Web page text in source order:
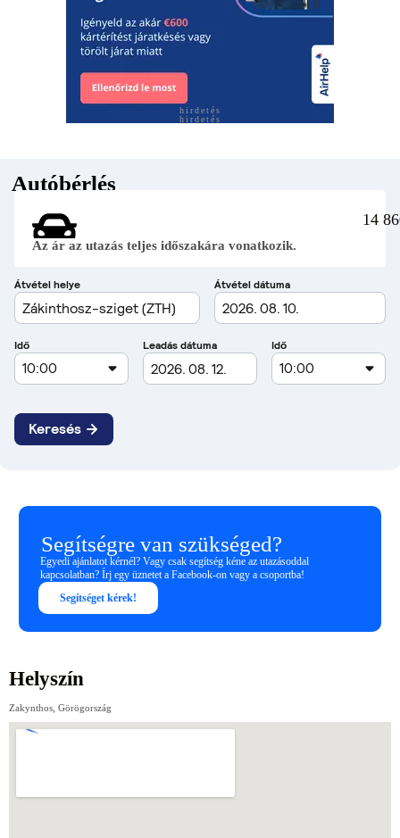
hirdetés
hirdetés
Autóbérlés
14
Az ár az utazás teljes időszakára vonatkozik.
Segítségre van szükséged?
Egyedi ajánlatot kérnél? Vagy csak segítség kéne az utazásoddal
kapcsolatban? Írj egy üznetet a Facebook-on vagy a csoportba!
Segítséget kérek!
Helyszín
Zakynthos, Görögország